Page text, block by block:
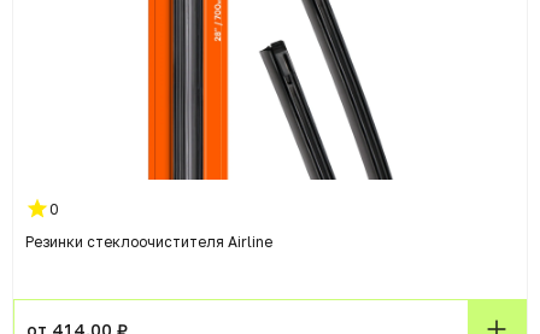
0
Резинки стеклоочистителя Airline
от 414.00 ₽